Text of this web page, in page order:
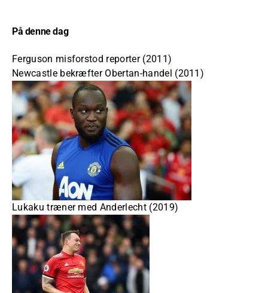
På denne dag
Ferguson misforstod reporter (2011)
Newcastle bekræfter Obertan-handel (2011)
Lukaku træner med Anderlecht (2019)